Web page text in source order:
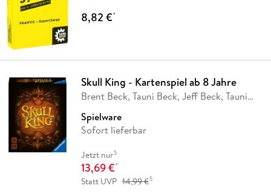
8,82 €*
Skull King - Kartenspiel ab 8 Jahre
Brent Beck, Tauni Beck, Jeff Beck, Tauni
Spielware
Sofort lieferbar
Jetzt nur5
13,69 €*
Statt UVP 14,99 €5